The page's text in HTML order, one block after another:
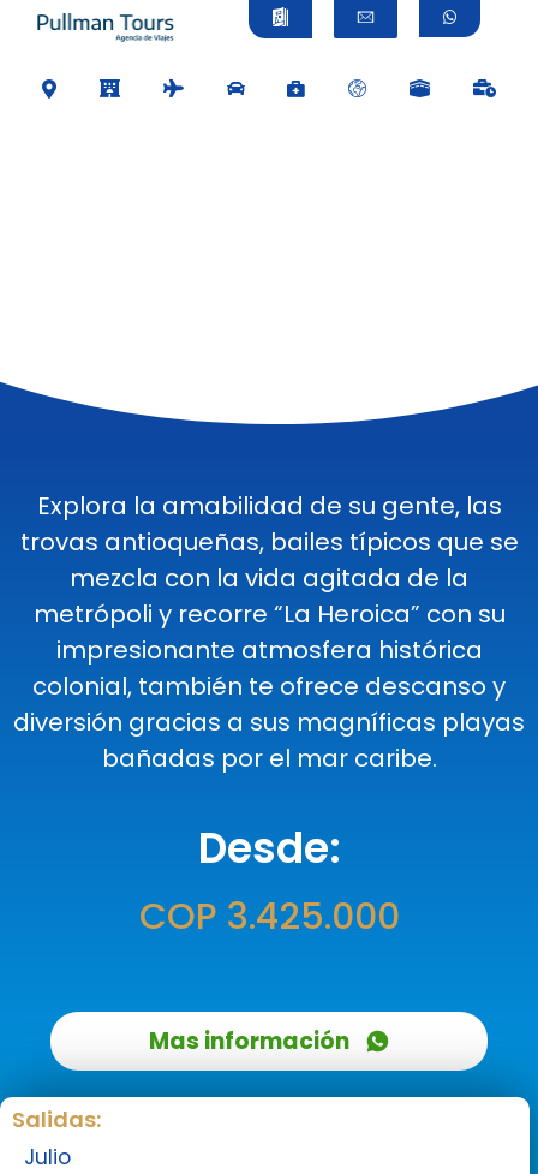
Explora la amabilidad de su gente, las
trovas antioqueñas, bailes típicos que se
mezcla con la vida agitada de la
metrópoli y recorre “La Heroica” con su
impresionante atmosfera histórica
colonial, también te ofrece descanso y
diversión gracias a sus magníficas playas
bañadas por el mar caribe.
Desde:
COP 3.425.000
Mas información
Salidas:
Julio